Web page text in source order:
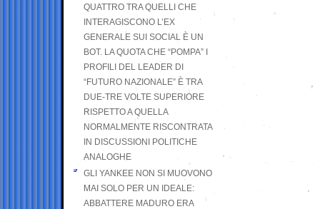
QUATTRO TRA QUELLI CHE
INTERAGISCONO L’EX
GENERALE SUI SOCIAL È UN
BOT. LA QUOTA CHE “POMPA” I
PROFILI DEL LEADER DI
“FUTURO NAZIONALE” È TRA
DUE-TRE VOLTE SUPERIORE
RISPETTO A QUELLA
NORMALMENTE RISCONTRATA
IN DISCUSSIONI POLITICHE
ANALOGHE
GLI YANKEE NON SI MUOVONO
MAI SOLO PER UN IDEALE:
ABBATTERE MADURO ERA